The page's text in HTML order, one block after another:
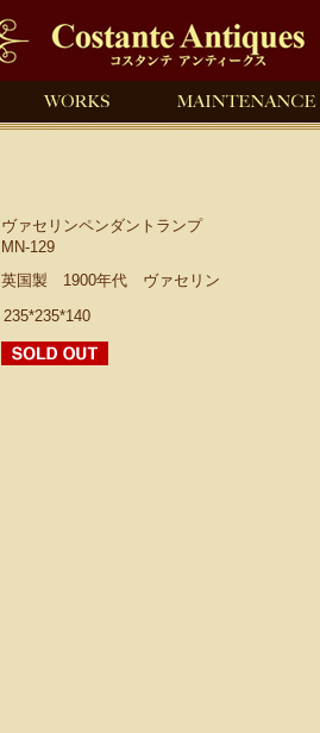
ヴァセリンペンダントランプ
MN-129
英国製 1900年代 ヴァセリン
235*235*140